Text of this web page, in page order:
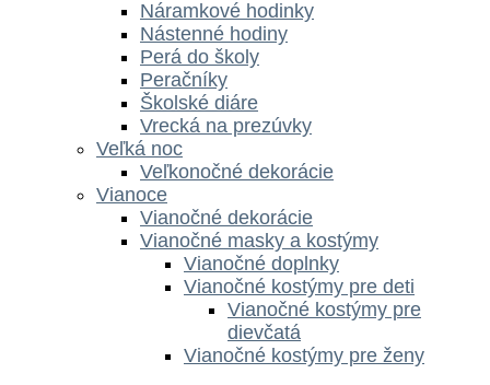
Náramkové hodinky
Nástenné hodiny
Perá do školy
Peračníky
Školské diáre
Vrecká na prezúvky
Veľká noc
Veľkonočné dekorácie
Vianoce
Vianočné dekorácie
Vianočné masky a kostýmy
Vianočné doplnky
Vianočné kostýmy pre deti
Vianočné kostýmy pre
dievčatá
Vianočné kostýmy pre ženy